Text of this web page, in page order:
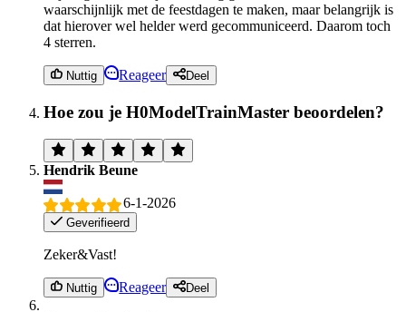
waarschijnlijk met de feestdagen te maken, maar belangrijk is
dat hierover wel helder werd gecommuniceerd. Daarom toch
4 sterren.
Nuttig Reageer Deel
Hoe zou je H0ModelTrainMaster beoordelen?
Hendrik Beune
6-1-2026
Geverifieerd
Zeker&Vast!
Nuttig Reageer Deel